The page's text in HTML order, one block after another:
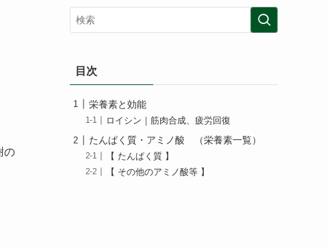
の
目次
栄養素と効能
ロイシン｜筋肉合成、疲労回復
たんぱく質・アミノ酸 （栄養素一覧）
【 たんぱく質 】
【 その他のアミノ酸等 】